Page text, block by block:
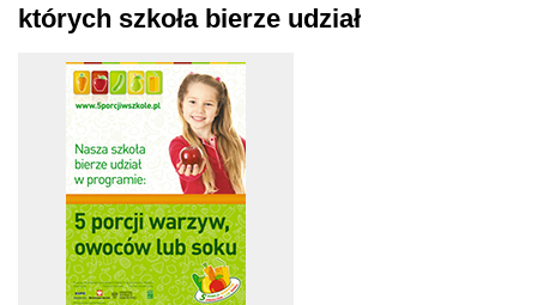
których szkoła bierze udział